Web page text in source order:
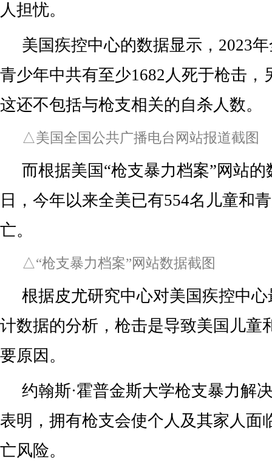
人担忧。
美国疾控中心的数据显示，2023
青少年中共有至少1682人死于枪击，
这还不包括与枪支相关的自杀人数。
△美国全国公共广播电台网站报道截图
而根据美国“枪支暴力档案”网站
日，今年以来全美已有554名儿童和
亡。
△“枪支暴力档案”网站数据截图
根据皮尤研究中心对美国疾控中
计数据的分析，枪击是导致美国儿童
要原因。
约翰斯·霍普金斯大学枪支暴力解
表明，拥有枪支会使个人及其家人面
亡风险。